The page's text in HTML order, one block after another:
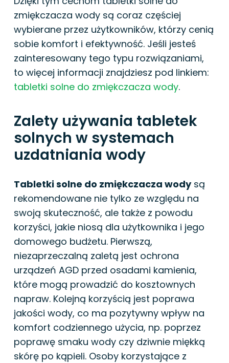
zmiękczacza wody są coraz częściej
wybierane przez użytkowników, którzy cenią
sobie komfort i efektywność. Jeśli jesteś
zainteresowany tego typu rozwiązaniami,
to więcej informacji znajdziesz pod linkiem:
tabletki solne do zmiękczacza wody.
Zalety używania tabletek
solnych w systemach
uzdatniania wody
Tabletki solne do zmiękczacza wodysą
rekomendowane nie tylko ze względu na
swoją skuteczność, ale także z powodu
korzyści, jakie niosą dla użytkownika i jego
domowego budżetu. Pierwszą,
niezaprzeczalną zaletą jest ochrona
urządzeń AGD przed osadami kamienia,
które mogą prowadzić do kosztownych
napraw. Kolejną korzyścią jest poprawa
jakości wody, co ma pozytywny wpływ na
komfort codziennego użycia, np. poprzez
poprawę smaku wody czy dziwnie miękką
skórę po kąpieli. Osoby korzystające z